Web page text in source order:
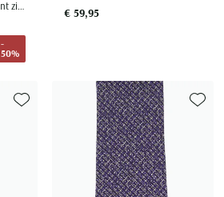
stropdas beige blauw geprint zijde
-
50%
€ 59,95
Toevoegen aan favorieten